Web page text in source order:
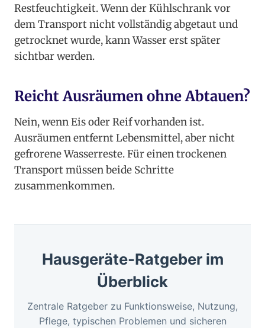
Restfeuchtigkeit. Wenn der Kühlschrank vor
dem Transport nicht vollständig abgetaut und
getrocknet wurde, kann Wasser erst später
sichtbar werden.
Reicht Ausräumen ohne Abtauen?
Nein, wenn Eis oder Reif vorhanden ist.
Ausräumen entfernt Lebensmittel, aber nicht
gefrorene Wasserreste. Für einen trockenen
Transport müssen beide Schritte
zusammenkommen.
Hausgeräte-Ratgeber im
Überblick
Zentrale Ratgeber zu Funktionsweise, Nutzung,
Pflege, typischen Problemen und sicheren